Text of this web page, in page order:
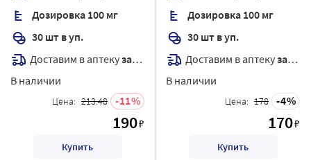
Дозировка 100 мг
30 шт в уп.
Доставим в аптекузавтра
В наличии
Цена: 213.48 11
190₽
Купить
Дозировка 100 мг
30 шт в уп.
Доставим в аптекузавтра
В наличии
Цена: 178 4
170₽
Купить